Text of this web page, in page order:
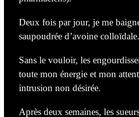
Deux fois par jour, je me
saupoudrée d’avoine colloïdale.
Sans le vouloir, les
toute mon énergie et mon
intrusion non désirée.
Après deux semaines, les